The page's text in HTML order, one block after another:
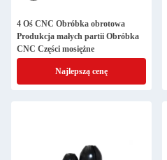
4 Oś CNC Obróbka obrotowa
Produkcja małych partii Obróbka
CNC Części mosiężne
Najlepszą cenę